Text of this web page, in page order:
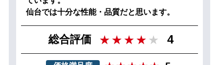
仙台では十分な性能・品質だと思います。
総合評価 4